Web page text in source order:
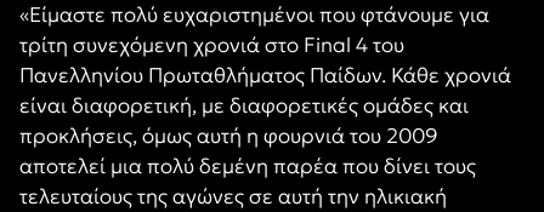
«Είμαστε πολύ ευχαριστημένοι που φτάνουμε για
τρίτη συνεχόμενη χρονιά στο Final 4 του
Πανελληνίου Πρωταθλήματος Παίδων. Κάθε χρονιά
είναι διαφορετική, με διαφορετικές ομάδες και
προκλήσεις, όμως αυτή η φουρνιά του 2009
αποτελεί μια πολύ δεμένη παρέα που δίνει τους
τελευταίους της αγώνες σε αυτή την ηλικιακή